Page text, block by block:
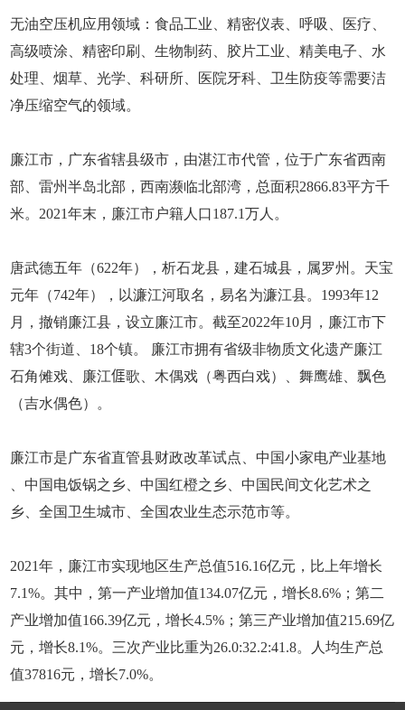
无油空压机应用领域：食品工业、精密仪表、呼吸、医疗、
高级喷涂、精密印刷、生物制药、胶片工业、精美电子、水
处理、烟草、光学、科研所、医院牙科、卫生防疫等需要洁
净压缩空气的领域。
廉江市，广东省辖县级市，由湛江市代管，位于广东省西南
部、雷州半岛北部，西南濒临北部湾，总面积2866.83平方千
米。2021年末，廉江市户籍人口187.1万人。
唐武德五年（622年），析石龙县，建石城县，属罗州。天宝
元年（742年），以濂江河取名，易名为濂江县。1993年12
月，撤销廉江县，设立廉江市。截至2022年10月，廉江市下
辖3个街道、18个镇。 廉江市拥有省级非物质文化遗产廉江
石角傩戏、廉江𠊎歌、木偶戏（粤西白戏）、舞鹰雄、飘色
（吉水偶色）。
廉江市是广东省直管县财政改革试点、中国小家电产业基地
、中国电饭锅之乡、中国红橙之乡、中国民间文化艺术之
乡、全国卫生城市、全国农业生态示范市等。
2021年，廉江市实现地区生产总值516.16亿元，比上年增长
7.1%。其中，第一产业增加值134.07亿元，增长8.6%；第二
产业增加值166.39亿元，增长4.5%；第三产业增加值215.69亿
元，增长8.1%。三次产业比重为26.0:32.2:41.8。人均生产总
值37816元，增长7.0%。